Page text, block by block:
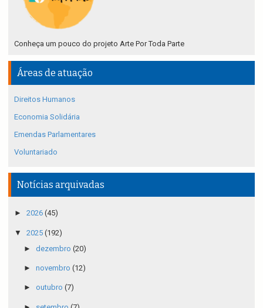
Conheça um pouco do projeto Arte Por Toda Parte
Áreas de atuação
Direitos Humanos
Economia Solidária
Emendas Parlamentares
Voluntariado
Notícias arquivadas
► 2026 (45)
▼ 2025 (192)
► dezembro (20)
► novembro (12)
► outubro (7)